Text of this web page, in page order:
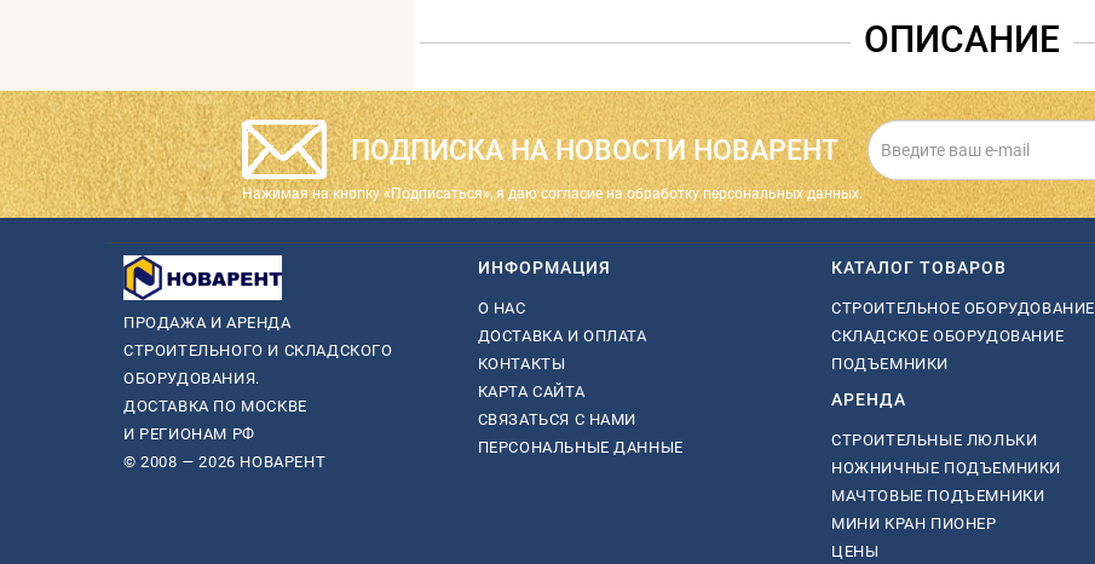
ОПИСАНИЕ
ПОДПИСКА НА НОВОСТИ НОВАРЕНТ
Нажимая на кнопку «Подписаться», я даю cогласие на обработку персональных данных.
ПРОДАЖА И АРЕНДА
СТРОИТЕЛЬНОГО И СКЛАДСКОГО
ОБОРУДОВАНИЯ.
ДОСТАВКА ПО МОСКВЕ
И РЕГИОНАМ РФ
© 2008 — 2026 НОВАРЕНТ
ИНФОРМАЦИЯ
О НАС
ДОСТАВКА И ОПЛАТА
КОНТАКТЫ
КАРТА САЙТА
СВЯЗАТЬСЯ С НАМИ
ПЕРСОНАЛЬНЫЕ ДАННЫЕ
КАТАЛОГ ТОВАРОВ
СТРОИТЕЛЬНОЕ ОБОРУДОВАНИЕ
СКЛАДСКОЕ ОБОРУДОВАНИЕ
ПОДЪЕМНИКИ
АРЕНДА
СТРОИТЕЛЬНЫЕ ЛЮЛЬКИ
НОЖНИЧНЫЕ ПОДЪЕМНИКИ
МАЧТОВЫЕ ПОДЪЕМНИКИ
МИНИ КРАН ПИОНЕР
ЦЕНЫ